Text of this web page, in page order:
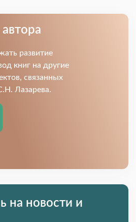
развитие
книг на другие
связанных
Лазарева.
на новости и